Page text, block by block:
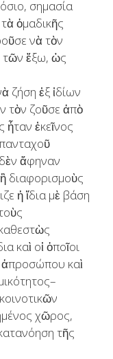
σημασία
ὁμαδικῆς
νὰ τὸν
τῶν ἔξω, ὡς
ζήση ἐξ ἰδίων
τὸν ζοῦσε ἀπὸ
ἐκεῖνος
ἄφηναν
διαφορισμοὺς
ἡ ἴδια μὲ βάση
καὶ οἱ ὁποῖοι
ἀπροσώπου καὶ
χῶρος,
τῆς